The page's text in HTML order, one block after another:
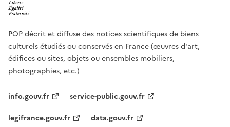
POP décrit et diffuse des notices scientifiques de biens
culturels étudiés ou conservés en France (œuvres d'art,
édifices ou sites, objets ou ensembles mobiliers,
photographies, etc.)
info.gouv.fr
service-public.gouv.fr
legifrance.gouv.fr
data.gouv.fr